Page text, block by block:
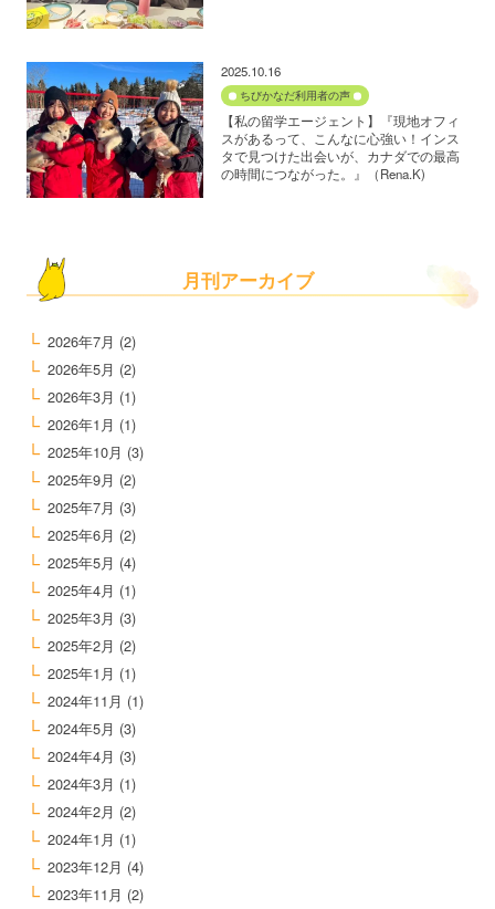
2025.10.16
ちびかなだ利用者の声
【私の留学エージェント】『現地オフィ
スがあるって、こんなに心強い！インス
タで見つけた出会いが、カナダでの最高
の時間につながった。』（Rena.K)
月刊アーカイブ
2026年7月 (2)
2026年5月 (2)
2026年3月 (1)
2026年1月 (1)
2025年10月 (3)
2025年9月 (2)
2025年7月 (3)
2025年6月 (2)
2025年5月 (4)
2025年4月 (1)
2025年3月 (3)
2025年2月 (2)
2025年1月 (1)
2024年11月 (1)
2024年5月 (3)
2024年4月 (3)
2024年3月 (1)
2024年2月 (2)
2024年1月 (1)
2023年12月 (4)
2023年11月 (2)